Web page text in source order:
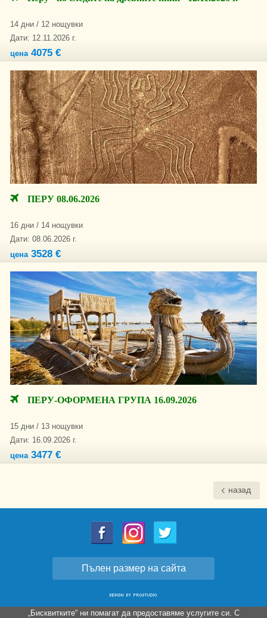
14 дни / 12 нощувки
Дати: 12.11.2026 г.
цена4075 €
ПЕРУ 08.06.2026
16 дни / 14 нощувки
Дати: 08.06.2026 г.
цена3528 €
ПЕРУ-ОФОРМЕНА ГРУПА 16.09.2026
15 дни / 13 нощувки
Дати: 16.09.2026 г.
цена3477 €
назад
Пълен размер на сайта
„Бисквитките“ ни помагат да предоставяме услугите си. С